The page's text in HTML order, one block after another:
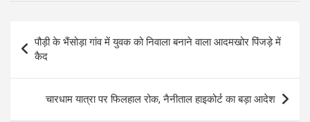
Post
navigation
पौड़ी के भैंसोड़ा गांव में युवक को निवाला बनाने वाला आदमखोर पिंजड़े में
कैद
चारधाम यात्रा पर फिलहाल रोक, नैनीताल हाइकोर्ट का बड़ा आदेश